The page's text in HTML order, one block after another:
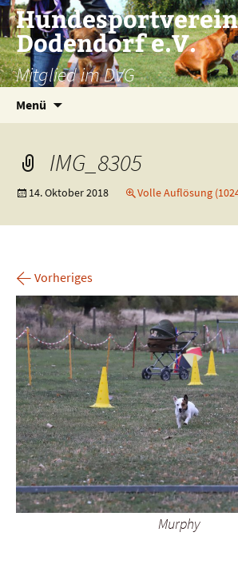
Zum
Inhalt
springen
Hundesportverein
Dodendorf e.V.
Mitglied im DVG
Menü
IMG_8305
14. Oktober 2018 Volle Auflösung
← Vorheriges
Murphy